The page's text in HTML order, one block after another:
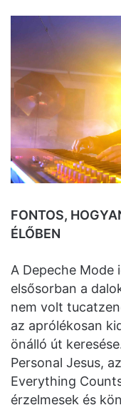
FONTOS,
ÉLŐBEN
A Depeche Mode
elsősorban a
nem volt
az aprólékosan
önálló út
Personal Jesus,
Everything
érzelmesek és